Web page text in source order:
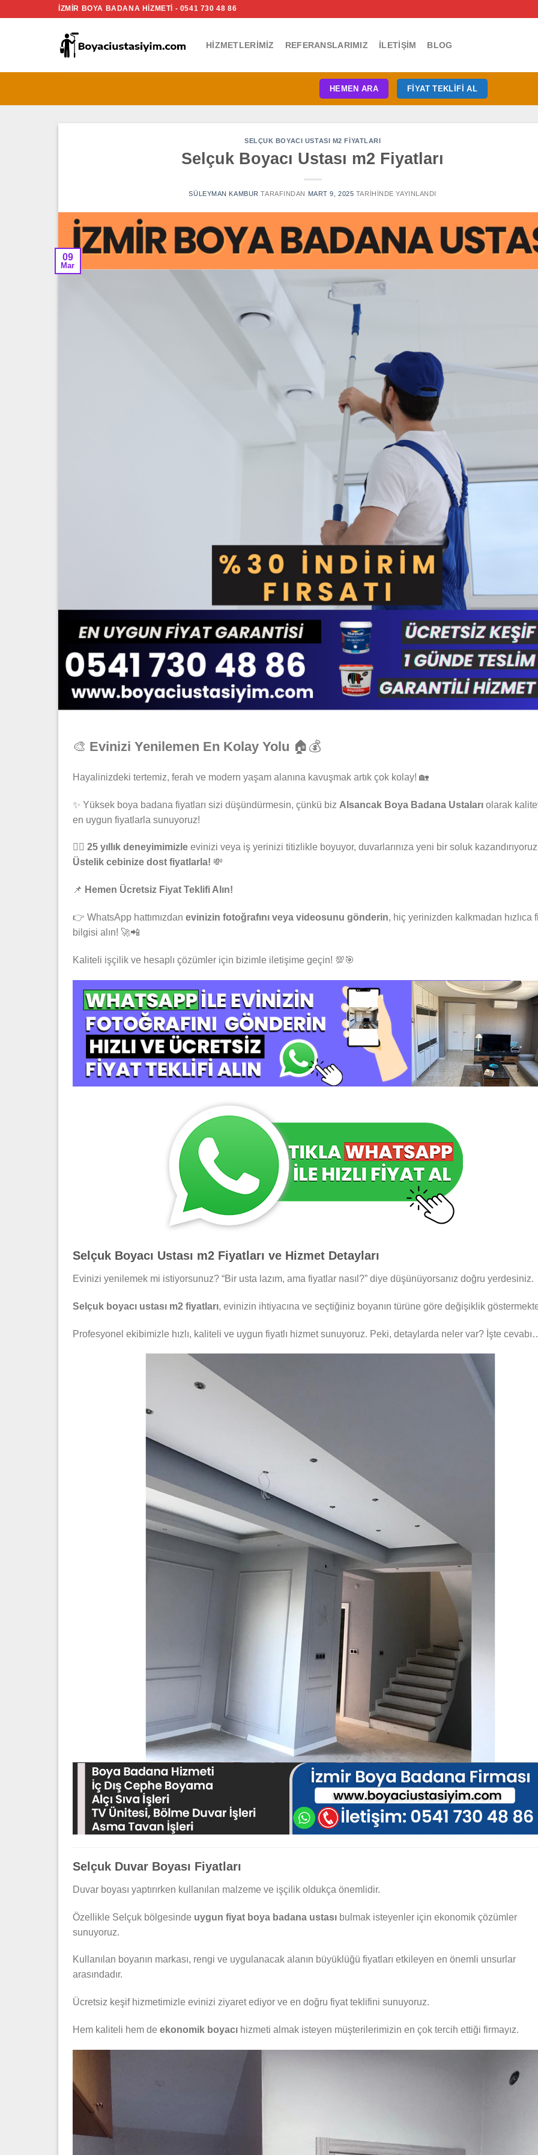
İZMİR BOYA BADANA HİZMETİ - 0541 730 48 86
HIZMETLERIMIZ REFERANSLARIMIZ İLETIŞIM BLOG
HEMEN ARA FIYAT TEKLIFI AL
SELÇUK BOYACI USTASI M2 FIYATLARI
Selçuk Boyacı Ustası m2 Fiyatları
SÜLEYMAN KAMBUR TARAFINDAN MART 9, 2025 TARIHINDE YAYINLANDI
09
Mar
🎨 Evinizi Yenilemen En Kolay Yolu 🏠💰
Hayalinizdeki tertemiz, ferah ve modern yaşam alanına kavuşmak artık çok kolay! 🏡
✨ Yüksek boya badana fiyatları sizi düşündürmesin, çünkü biz Alsancak Boya Badana Ustaları olarak
en uygun fiyatlarla sunuyoruz!
🦸‍♂️ 25 yıllık deneyimimizle evinizi veya iş yerinizi titizlikle boyuyor, duvarlarınıza yeni bir soluk
Üstelik cebinize dost fiyatlarla! 💸
📌 Hemen Ücretsiz Fiyat Teklifi Alın!
👉 WhatsApp hattımızdan evinizin fotoğrafını veya videosunu gönderin, hiç yerinizden kalkmadan hızlıca
bilgisi alın! 🚀📲
Kaliteli işçilik ve hesaplı çözümler için bizimle iletişime geçin! 💯🎯
Selçuk Boyacı Ustası m2 Fiyatları ve Hizmet Detayları
Evinizi yenilemek mi istiyorsunuz? “Bir usta lazım, ama fiyatlar nasıl?” diye düşünüyorsanız doğru yerdesiniz.
Selçuk boyacı ustası m2 fiyatları, evinizin ihtiyacına ve seçtiğiniz boyanın türüne göre değişiklik
Profesyonel ekibimizle hızlı, kaliteli ve uygun fiyatlı hizmet sunuyoruz. Peki, detaylarda neler var? İşte
Selçuk Duvar Boyası Fiyatları
Duvar boyası yaptırırken kullanılan malzeme ve işçilik oldukça önemlidir.
Özellikle Selçuk bölgesinde uygun fiyat boya badana ustası bulmak isteyenler için ekonomik çözümler
sunuyoruz.
Kullanılan boyanın markası, rengi ve uygulanacak alanın büyüklüğü fiyatları etkileyen en önemli unsurlar
arasındadır.
Ücretsiz keşif hizmetimizle evinizi ziyaret ediyor ve en doğru fiyat teklifini sunuyoruz.
Hem kaliteli hem de ekonomik boyacı hizmeti almak isteyen müşterilerimizin en çok tercih ettiği firmayız.